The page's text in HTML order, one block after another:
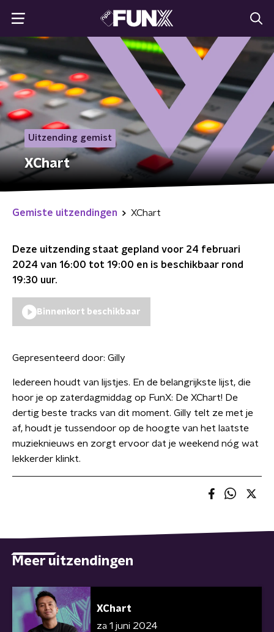
Uitzending gemist
XChart
Gemiste uitzendingen XChart
Deze uitzending staat gepland voor 24 februari
2024 van 16:00 tot 19:00 en is beschikbaar rond
19:30 uur.
Binnenkort beschikbaar
Gepresenteerd door: Gilly
Iedereen houdt van lijstjes. En de belangrijkste lijst, die
hoor je op zaterdagmiddag op FunX: De XChart! De
dertig beste tracks van dit moment. Gilly telt ze met je
af, houdt je tussendoor op de hoogte van het laatste
muzieknieuws en zorgt ervoor dat je weekend nóg wat
lekkerder klinkt.
Meer uitzendingen
XChart
za 1 juni 2024